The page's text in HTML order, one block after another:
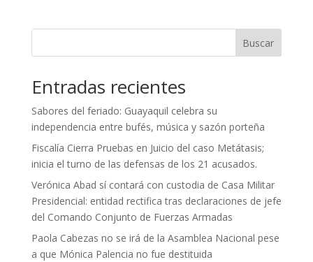
Buscar
Entradas recientes
Sabores del feriado: Guayaquil celebra su
independencia entre bufés, música y sazón porteña
Fiscalía Cierra Pruebas en Juicio del caso Metátasis;
inicia el turno de las defensas de los 21 acusados.
Verónica Abad sí contará con custodia de Casa Militar
Presidencial: entidad rectifica tras declaraciones de jefe
del Comando Conjunto de Fuerzas Armadas
Paola Cabezas no se irá de la Asamblea Nacional pese
a que Mónica Palencia no fue destituida